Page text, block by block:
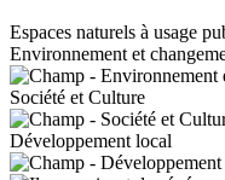
Espaces naturels à usage
Environnement et
Société et Culture
Développement local